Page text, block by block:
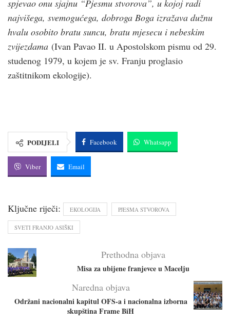
spjevao onu sjajnu “Pjesmu stvorova”, u kojoj radi
najvišega, svemogućega, dobroga Boga izražava dužnu
hvalu osobito bratu suncu, bratu mjesecu i nebeskim
zvijezdama (Ivan Pavao II. u Apostolskom pismu od 29.
studenog 1979, u kojem je sv. Franju proglasio
zaštitnikom ekologije).
PODIJELI Facebook Whatsapp
Viber Email
Ključne riječi: EKOLOGIJA PJESMA STVOROVA
SVETI FRANJO ASIŠKI
Prethodna objava
Misa za ubijene franjevce u Macelju
Naredna objava
Održani nacionalni kapitul OFS-a i nacionalna izborna
skupština Frame BiH